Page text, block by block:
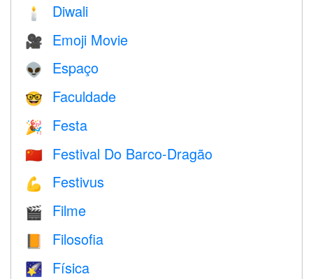
🕯 Diwali
🎥 Emoji Movie
👽 Espaço
🤓 Faculdade
🎉 Festa
🇨🇳 Festival Do Barco-Dragão
💪 Festivus
🎬 Filme
📙 Filosofia
🌠 Física